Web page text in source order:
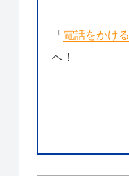
「 電話をかける
へ！